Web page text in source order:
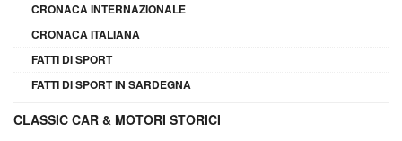
CRONACA INTERNAZIONALE
CRONACA ITALIANA
FATTI DI SPORT
FATTI DI SPORT IN SARDEGNA
CLASSIC CAR & MOTORI STORICI